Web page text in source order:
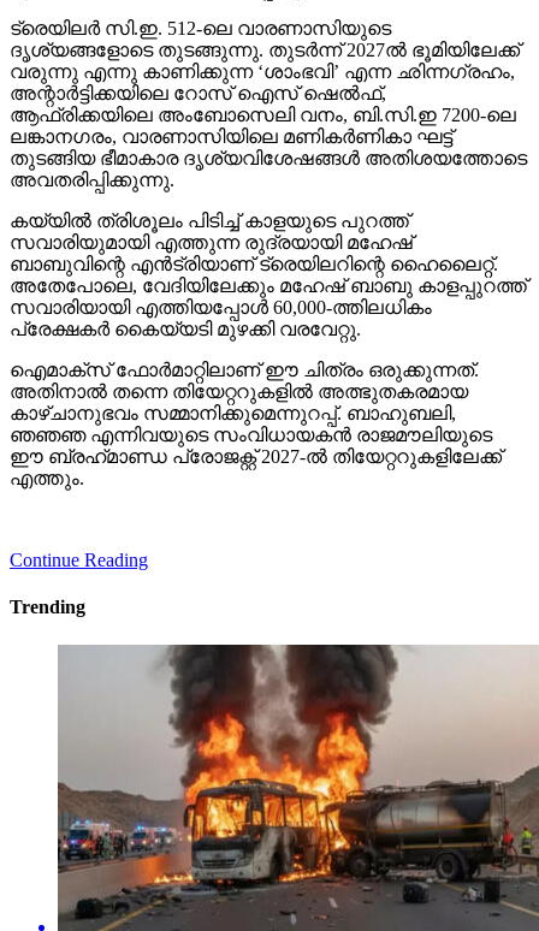
ട്രെയിലര്‍ സി.ഇ. 512-ലെ വാരണാസിയുടെ
ദൃശ്യങ്ങളോടെ തുടങ്ങുന്നു. തുടര്‍ന്ന് 2027ല്‍ ഭൂമിയിലേക്ക്
വരുന്നു എന്നു കാണിക്കുന്ന ‘ശാംഭവി’ എന്ന ഛിന്നഗ്രഹം,
അന്റാര്‍ട്ടിക്കയിലെ റോസ് ഐസ് ഷെല്‍ഫ്,
ആഫ്രിക്കയിലെ അംബോസെലി വനം, ബി.സി.ഇ 7200-ലെ
ലങ്കാനഗരം, വാരണാസിയിലെ മണികര്‍ണികാ ഘട്ട്
തുടങ്ങിയ ഭീമാകാര ദൃശ്യവിശേഷങ്ങള്‍ അതിശയത്തോടെ
അവതരിപ്പിക്കുന്നു.
കയ്യില്‍ ത്രിശൂലം പിടിച്ച് കാളയുടെ പുറത്ത്
സവാരിയുമായി എത്തുന്ന രുദ്രയായി മഹേഷ്
ബാബുവിന്റെ എന്‍ട്രിയാണ് ട്രെയിലറിന്റെ ഹൈലൈറ്റ്.
അതേപോലെ, വേദിയിലേക്കും മഹേഷ് ബാബു കാളപ്പുറത്ത്
സവാരിയായി എത്തിയപ്പോള്‍ 60,000-ത്തിലധികം
പ്രേക്ഷകര്‍ കൈയ്യടി മുഴക്കി വരവേറ്റു.
ഐമാക്‌സ് ഫോര്‍മാറ്റിലാണ് ഈ ചിത്രം ഒരുക്കുന്നത്.
അതിനാല്‍ തന്നെ തിയേറ്ററുകളില്‍ അത്ഭുതകരമായ
കാഴ്ചാനുഭവം സമ്മാനിക്കുമെന്നുറപ്പ്. ബാഹുബലി,
ഞഞഞ എന്നിവയുടെ സംവിധായകന്‍ രാജമൗലിയുടെ
ഈ ബ്രഹ്‌മാണ്ഡ പ്രോജക്റ്റ് 2027-ല്‍ തിയേറ്ററുകളിലേക്ക്
എത്തും.
Continue Reading
Trending